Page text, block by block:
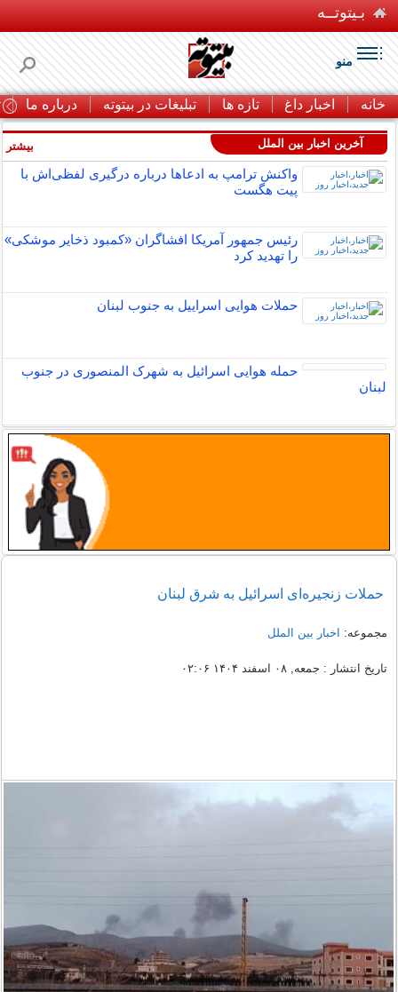
بـیتوتــه
منو
خانه اخبار داغ تازه ها تبلیغات در بیتوته درباره ما
آخرین اخبار بین الملل
واکنش ترامپ به ادعاها درباره درگیری لفظی‌اش با
پیت هگست
رئیس جمهور آمریکا افشاگران «کمبود ذخایر موشکی»
را تهدید کرد
حملات هوایی اسراییل به جنوب لبنان
حمله هوایی اسرائیل به شهرک المنصوری در جنوب
لبنان
بیشتر
حملات زنجیره‌ای اسرائیل به شرق لبنان
مجموعه: اخبار بین الملل
تاریخ انتشار : جمعه, ۰۸ اسفند ۱۴۰۴ ۰۲:۰۶